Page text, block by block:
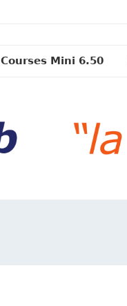
Courses Mini 6.50